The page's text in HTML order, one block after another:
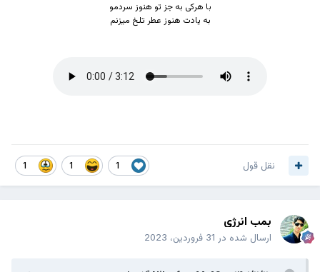
با هرکی به جز تو هنوز سردمو
به یادت هنوز عطر تلخ میزنم
نقل قول
بمب انرژی
ارسال شده در 31 فروردین، 2023